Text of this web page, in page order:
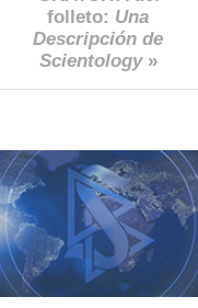
folleto: Una
Descripción de
Scientology»